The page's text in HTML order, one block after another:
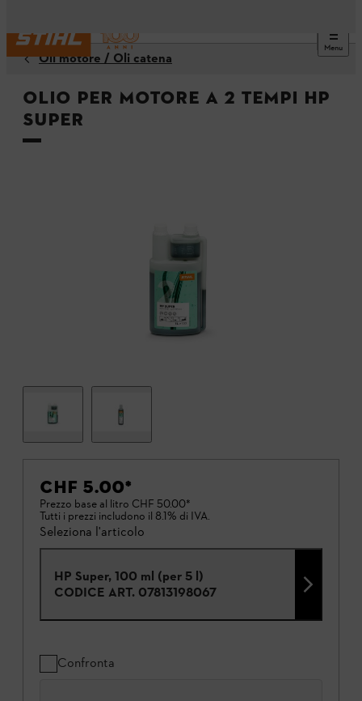
Menu
Oli motore / Oli catena
Olio per motore a 2 tempi HP
Super
CHF 5.00*
Prezzo base al litro CHF 50.00*
Tutti i prezzi includono il 8.1% di IVA.
Seleziona l'articolo
HP Super, 100 ml (per 5 l)
CODICE ART. 07813198067
Confronta